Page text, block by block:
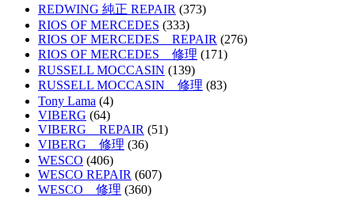
REDWING 純正 REPAIR (373)
RIOS OF MERCEDES (333)
RIOS OF MERCEDES REPAIR (276)
RIOS OF MERCEDES 修理 (171)
RUSSELL MOCCASIN (139)
RUSSELL MOCCASIN 修理 (83)
Tony Lama (4)
VIBERG (64)
VIBERG REPAIR (51)
VIBERG 修理 (36)
WESCO (406)
WESCO REPAIR (607)
WESCO 修理 (360)